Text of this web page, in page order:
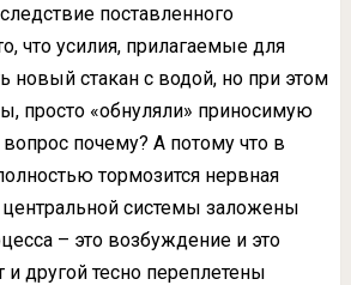
поставленного
что усилия, прилагаемые для
новый стакан с водой, но при этом
просто «обнуляли» приносимую
почему? А потому что в
тормозится нервная
центральной системы заложены
– это возбуждение и это
другой тесно переплетены